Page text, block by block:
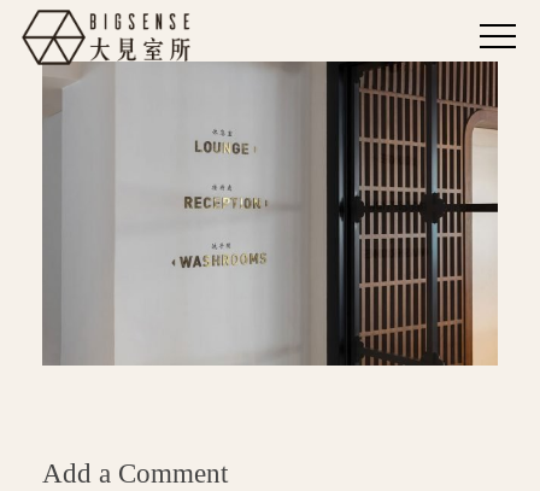
Add a Comment